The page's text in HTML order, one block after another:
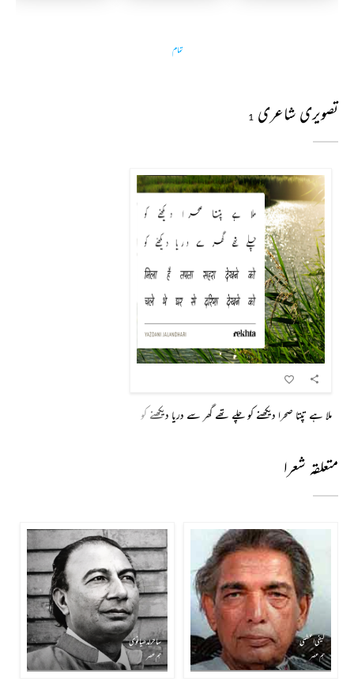
تمام
تصویری شاعری 1
ملا ہے تپتا صحرا دیکھنے کو چلے تھے گھر سے دریا دیکھنے کو
متعلقہ شعرا
کیفی اعظمی
ہم عصر
ساحر لدھیانوی
ہم عصر